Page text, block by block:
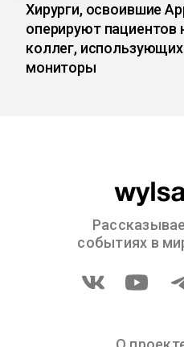
Хирурги, освоившие
оперируют пациентов
коллег,
мониторы
событиях в